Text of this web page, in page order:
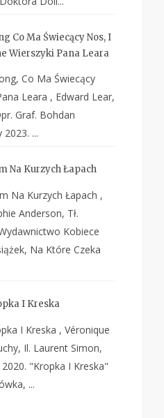
Co Ma Świecący Nos, I
Wierszyki Pana Leara
Co Ma Świecący
Leara , Edward Lear,
Graf. Bohdan
...
Na Kurzych Łapach
Na Kurzych Łapach ,
Anderson, Tł.
Kobiece
Na Które Czeka
I Kreska
I Kreska , Véronique
Il. Laurent Simon,
"Kropka I Kreska"
...